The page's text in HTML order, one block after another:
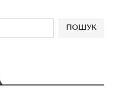
ПОШУК